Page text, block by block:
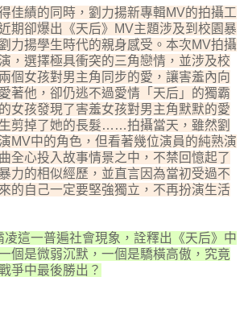
佳績的同時，劉力揚新專輯MV的拍攝工
期卻爆出《天后》MV主題涉及到校園暴
力揚學生時代的親身感受。本次MV拍攝
，選擇極具衝突的三角戀情，並涉及校
個女孩對男主角同步的愛，讓害羞內向
著他，卻仍逃不過愛情「天后」的獨霸
女孩發現了害羞女孩對男主角默默的愛
剪掉了她的長髮……拍攝當天，雖然劉
MV中的角色，但看著幾位演員的純熟演
全心投入故事情景之中，不禁回憶起了
力的相似經歷，並直言因為當初受過不
的自己一定要堅強獨立，不再扮演生活
凌這一普遍社會現象，詮釋出《天后》中
個是微弱沉默，一個是驕橫高傲，究竟
爭中最後勝出？